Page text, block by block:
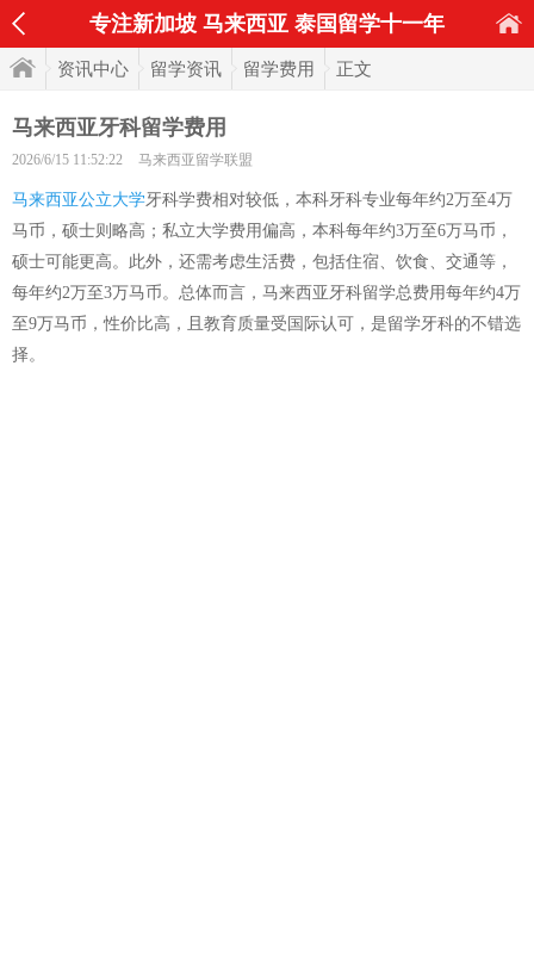
专注新加坡 马来西亚 泰国留学十一年
资讯中心 留学资讯 留学费用 正文
马来西亚牙科留学费用
2026/6/15 11:52:22 马来西亚留学联盟
马来西亚公立大学牙科学费相对较低，本科牙科专业每年约2万至4万
马币，硕士则略高；私立大学费用偏高，本科每年约3万至6万马币，
硕士可能更高。此外，还需考虑生活费，包括住宿、饮食、交通等，
每年约2万至3万马币。总体而言，马来西亚牙科留学总费用每年约4万
至9万马币，性价比高，且教育质量受国际认可，是留学牙科的不错选
择。